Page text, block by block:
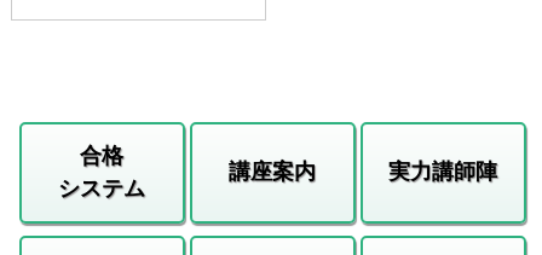
合格
システム
講座案内 実力講師陣